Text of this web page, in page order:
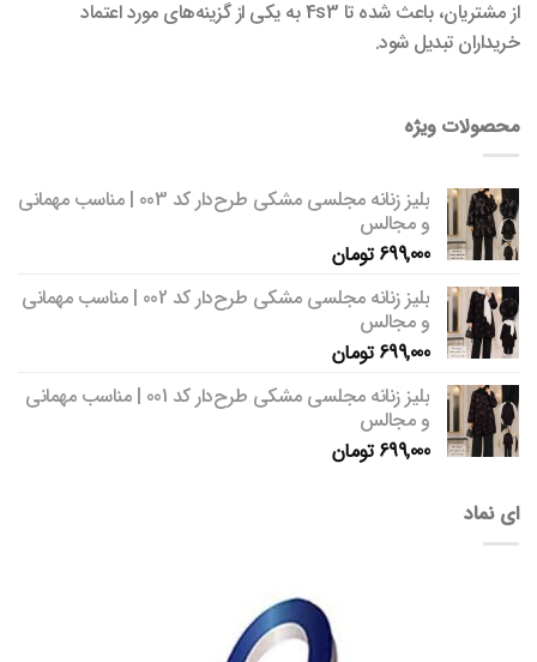
از مشتریان، باعث شده تا 4s3 به یکی از گزینه‌های مورد اعتماد
خریداران تبدیل شود.
محصولات ویژه
بلیز زنانه مجلسی مشکی طرح‌دار کد 003 | مناسب مهمانی
و مجالس
699,000 تومان
بلیز زنانه مجلسی مشکی طرح‌دار کد 002 | مناسب مهمانی
و مجالس
699,000 تومان
بلیز زنانه مجلسی مشکی طرح‌دار کد 001 | مناسب مهمانی
و مجالس
699,000 تومان
ای نماد